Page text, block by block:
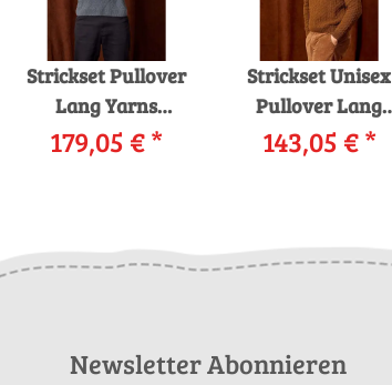
Strickset Pullover
Lang Yarns
Lambswool CALEB
mit Anleitung in
179,05 €*
Strickset Unisex
Pullover Lang
Yarns Yak MATTEO
mit Anleitung in
143,05 €*
Newsletter Abonnieren